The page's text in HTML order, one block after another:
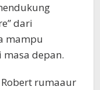
dari
mampu
depan.
rumaaur